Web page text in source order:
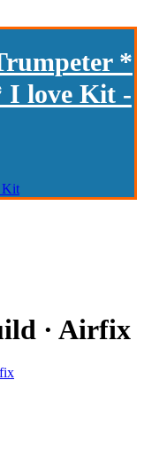
*
I love Kit -
Kit
· Airfix